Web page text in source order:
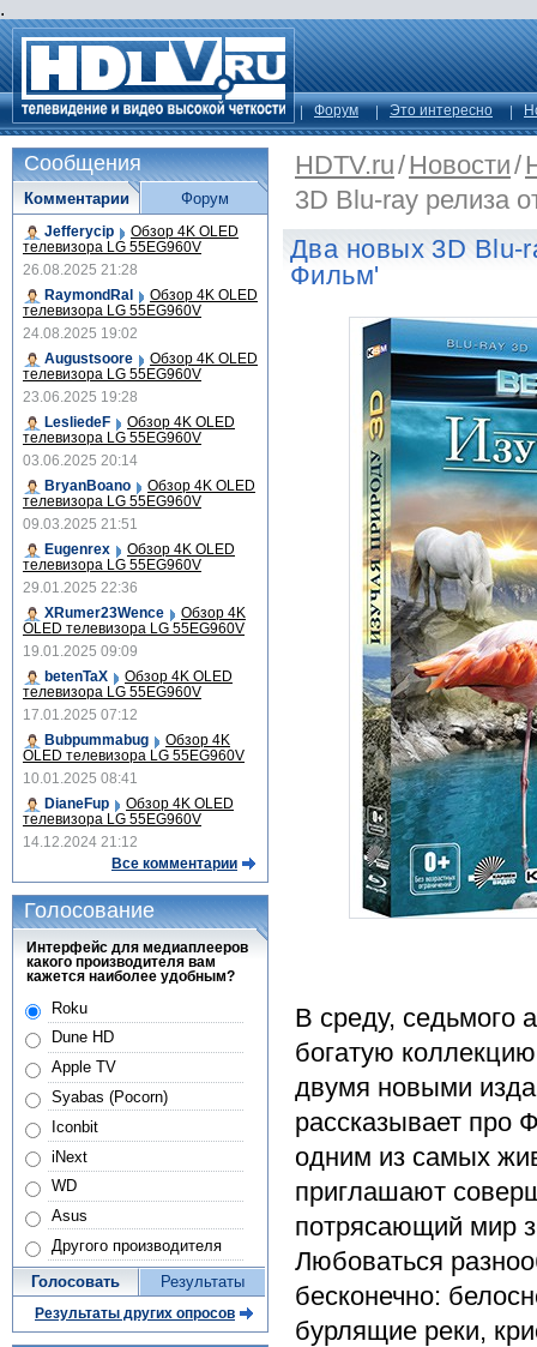
.
Форум Это интересно
HDTV.ru/Новости/
3D Blu-ray релиза
Два новых 3D Blu-
Фильм'
В среду, седьмого
богатую
двумя новыми
рассказывает про
одним из самых
приглашают
потрясающий мир
Любоваться
бесконечно:
бурлящие реки,
Сообщения
Комментарии
Jefferycip Обзор 4K OLED
телевизора LG 55EG960V
26.08.2025 21:28
RaymondRal
Обзор 4K OLED
телевизора LG 55EG960V
24.08.2025 19:02
Augustsoore
Обзор 4K OLED
телевизора LG 55EG960V
23.06.2025 19:28
LesliedeF
Обзор 4K OLED
телевизора LG 55EG960V
03.06.2025 20:14
BryanBoano
Обзор 4K OLED
телевизора LG 55EG960V
09.03.2025 21:51
Eugenrex
Обзор 4K OLED
телевизора LG 55EG960V
29.01.2025 22:36
XRumer23Wence
Обзор 4K
OLED телевизора LG 55EG960V
19.01.2025 09:09
betenTaX
Обзор 4K OLED
телевизора LG 55EG960V
17.01.2025 07:12
Bubpummabug
Обзор 4K
OLED телевизора LG 55EG960V
10.01.2025 08:41
DianeFup
Обзор 4K OLED
телевизора LG 55EG960V
14.12.2024 21:12
Все комментарии
Форум
Голосование
Интерфейс для медиаплееров
какого производителя вам
кажется наиболее удобным?
Roku
Dune HD
Apple TV
Syabas (Pocorn)
Iconbit
iNext
WD
Asus
Другого производителя
Голосовать Результаты
Результаты других опросов